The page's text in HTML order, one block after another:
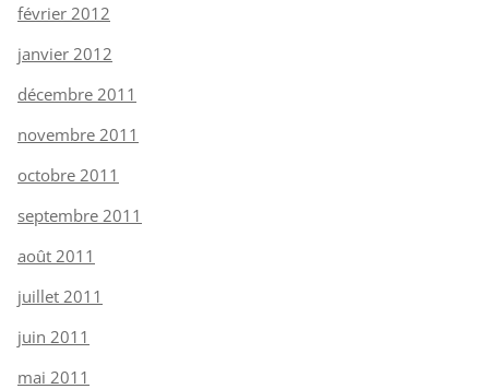
février 2012
janvier 2012
décembre 2011
novembre 2011
octobre 2011
septembre 2011
août 2011
juillet 2011
juin 2011
mai 2011